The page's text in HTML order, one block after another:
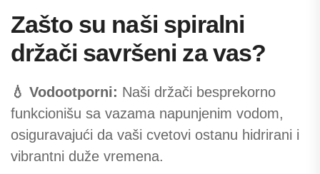
Zašto su naši spiralni
držači savršeni za vas?
💧 Vodootporni: Naši držači besprekorno
funkcionišu sa vazama napunjenim vodom,
osiguravajući da vaši cvetovi ostanu hidrirani i
vibrantni duže vremena.